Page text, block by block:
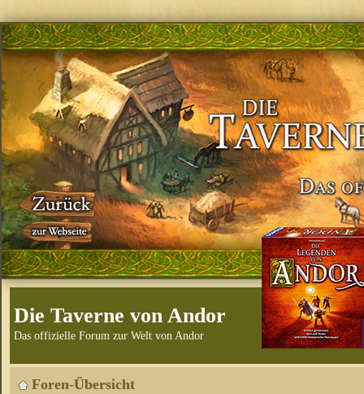
Die Taverne von Andor
Das offizielle Forum zur Welt von Andor
Foren-Übersicht